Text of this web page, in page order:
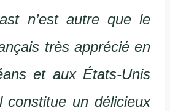
n’est autre que le
très apprécié en
et aux États-Unis
constitue un délicieux